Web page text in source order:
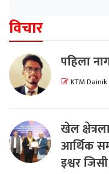
विचार
पहिला
KTM Dainik
खेल
आर्थिक
इश्वर जिसी